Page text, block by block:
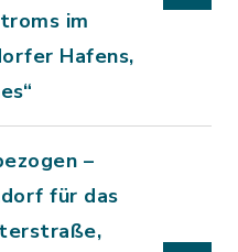
im
Hafens,
–
für das